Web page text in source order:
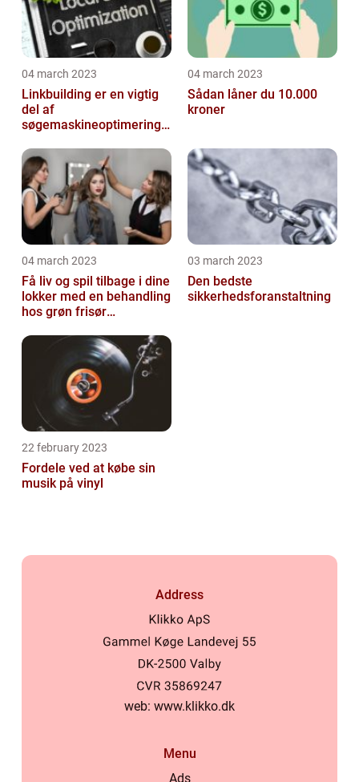
04 march 2023
Linkbuilding er en vigtig
del af
søgemaskineoptimeringe
04 march 2023
Sådan låner du 10.000
kroner
04 march 2023
Få liv og spil tilbage i dine
lokker med en behandling
hos grøn frisør
03 march 2023
Den bedste
sikkerhedsforanstaltning
22 february 2023
Fordele ved at købe sin
musik på vinyl
Address
web: www.klikko.dk
Menu
Ads